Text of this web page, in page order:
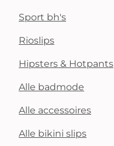
Sport bh's
Rioslips
Hipsters & Hotpants
Alle badmode
Alle accessoires
Alle bikini slips